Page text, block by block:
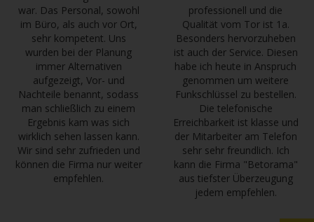
war. Das Personal, sowohl
im Büro, als auch vor Ort,
sehr kompetent. Uns
wurden bei der Planung
immer Alternativen
aufgezeigt, Vor- und
Nachteile benannt, sodass
man schließlich zu einem
Ergebnis kam was sich
wirklich sehen lassen kann.
Wir sind sehr zufrieden und
können die Firma nur weiter
empfehlen.
professionell und die
Qualität vom Tor ist 1a.
Besonders hervorzuheben
ist auch der Service. Diesen
habe ich heute in Anspruch
genommen um weitere
Funkschlüssel zu bestellen.
Die telefonische
Erreichbarkeit ist klasse und
der Mitarbeiter am Telefon
sehr sehr freundlich. Ich
kann die Firma "Betorama"
aus tiefster Überzeugung
jedem empfehlen.